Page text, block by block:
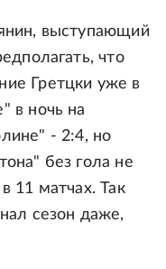
выступающий
что
Гретцки уже в
в ночь на
- 2:4, но
без гола не
11 матчах. Так
сезон даже,